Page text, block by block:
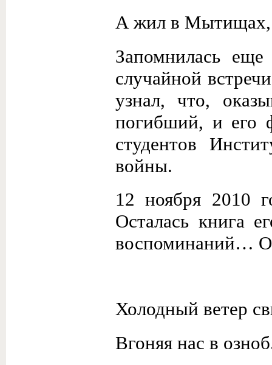
А жил в Мытищах,
Запомнилась
случайной
узнал, что,
погибший, и его
студентов
войны.
12 ноября 2010
Осталась книга
воспоминаний…
Холодный ветер
Вгоняя нас в